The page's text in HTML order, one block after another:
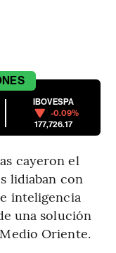
IBOVESPA
-0.09%
177,726.17
cayeron el
lidiaban con
inteligencia
una solución
Oriente.